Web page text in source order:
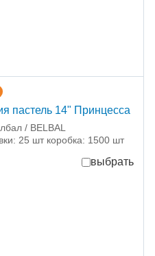
пастель 14" Принцесса
/ BELBAL
25 шт коробка: 1500 шт
выбрать